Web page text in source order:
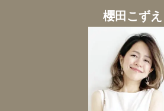
櫻田こずえ